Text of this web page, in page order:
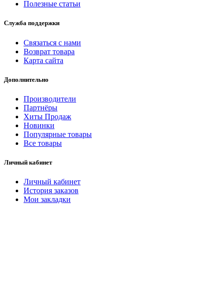
Полезные статьи
Служба поддержки
Связаться с нами
Возврат товара
Карта сайта
Дополнительно
Производители
Партнёры
Хиты Продаж
Новинки
Популярные товары
Все товары
Личный кабинет
Личный кабинет
История заказов
Мои закладки